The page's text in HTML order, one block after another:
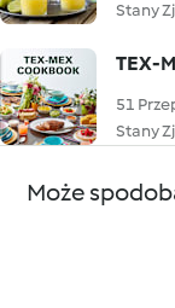
Stany
TEX-
51
Stany
Może